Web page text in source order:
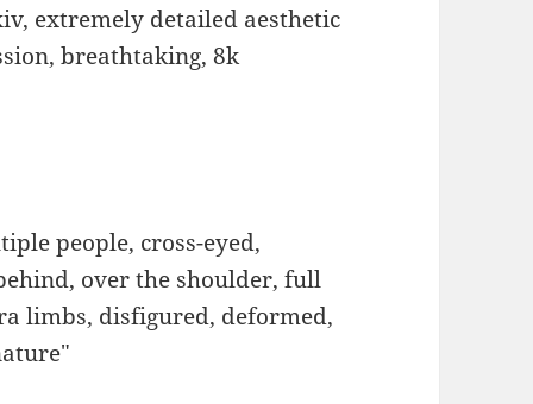
extremely detailed aesthetic
breathtaking, 8k
people, cross-eyed,
over the shoulder, full
limbs, disfigured, deformed,